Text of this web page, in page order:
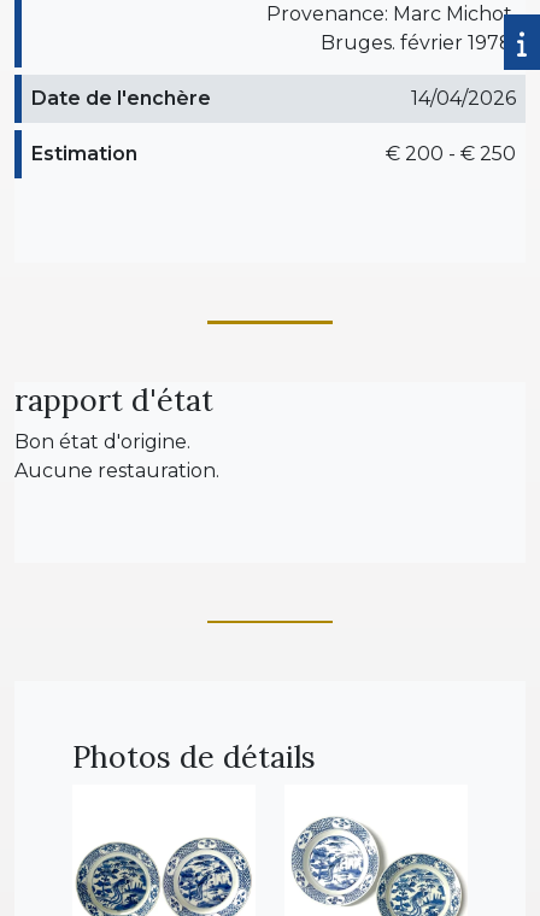
Provenance: Marc Michot,
Bruges. février 1978.
Date de l'enchère 14/04/2026
Estimation € 200 - € 250
rapport d'état
Bon état d'origine.
Aucune restauration.
Photos de détails